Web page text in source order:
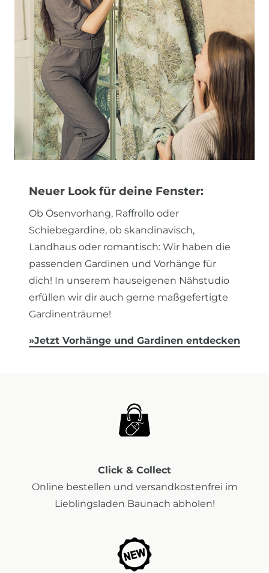
Neuer Look für deine Fenster:
Ob Ösenvorhang, Raffrollo oder
Schiebegardine, ob skandinavisch,
Landhaus oder romantisch: Wir haben die
passenden Gardinen und Vorhänge für
dich! In unserem hauseigenen Nähstudio
erfüllen wir dir auch gerne maßgefertigte
Gardinenträume!
»Jetzt Vorhänge und Gardinen entdecken
Click & Collect
Online bestellen und versandkostenfrei im
Lieblingsladen Baunach abholen!